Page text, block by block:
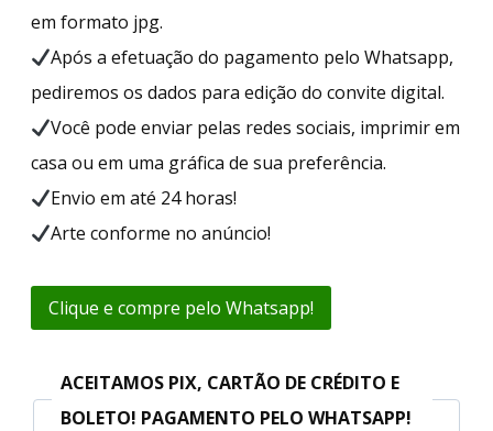
em formato jpg.
Após a efetuação do pagamento pelo Whatsapp,
pediremos os dados para edição do convite digital.
Você pode enviar pelas redes sociais, imprimir em
casa ou em uma gráfica de sua preferência.
Envio em até 24 horas!
Arte conforme no anúncio!
Clique e compre pelo Whatsapp!
ACEITAMOS PIX, CARTÃO DE CRÉDITO E
BOLETO! PAGAMENTO PELO WHATSAPP!